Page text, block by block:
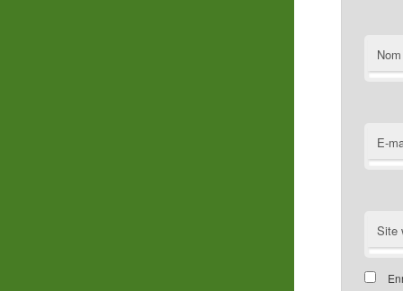
Nom
E-
Site